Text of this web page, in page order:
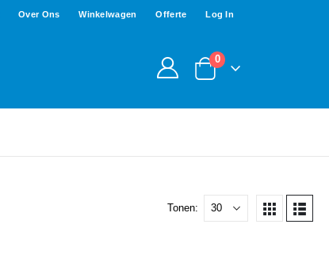
Over Ons Winkelwagen Offerte Log In
0
Tonen: